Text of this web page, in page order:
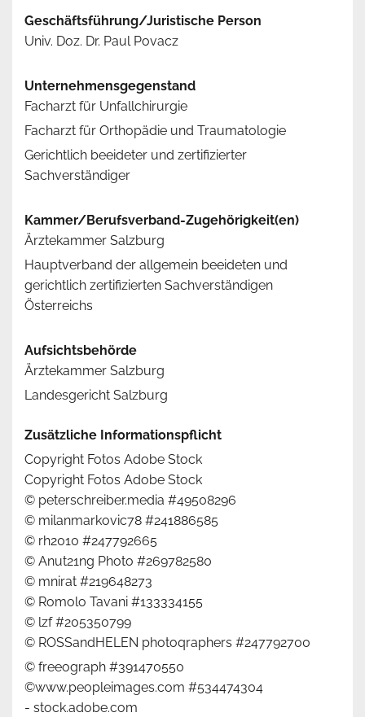
Geschäftsführung/Juristische Person
Univ. Doz. Dr. Paul Povacz
Unternehmensgegenstand
Facharzt für Unfallchirurgie
Facharzt für Orthopädie und Traumatologie
Gerichtlich beeideter und zertifizierter
Sachverständiger
Kammer/Berufsverband-Zugehörigkeit(en)
Ärztekammer Salzburg
Hauptverband der allgemein beeideten und
gerichtlich zertifizierten Sachverständigen
Österreichs
Aufsichtsbehörde
Ärztekammer Salzburg
Landesgericht Salzburg
Zusätzliche Informationspflicht
Copyright Fotos Adobe Stock
Copyright Fotos Adobe Stock
© peterschreiber.media #49508296
© milanmarkovic78 #241886585
© rh2010 #247792665
© Anut21ng Photo #269782580
© mnirat #219648273
© Romolo Tavani #133334155
© lzf #205350799
© ROSSandHELEN photoqraphers #247792700
© freeograph #391470550
©www.peopleimages.com #534474304
- stock.adobe.com